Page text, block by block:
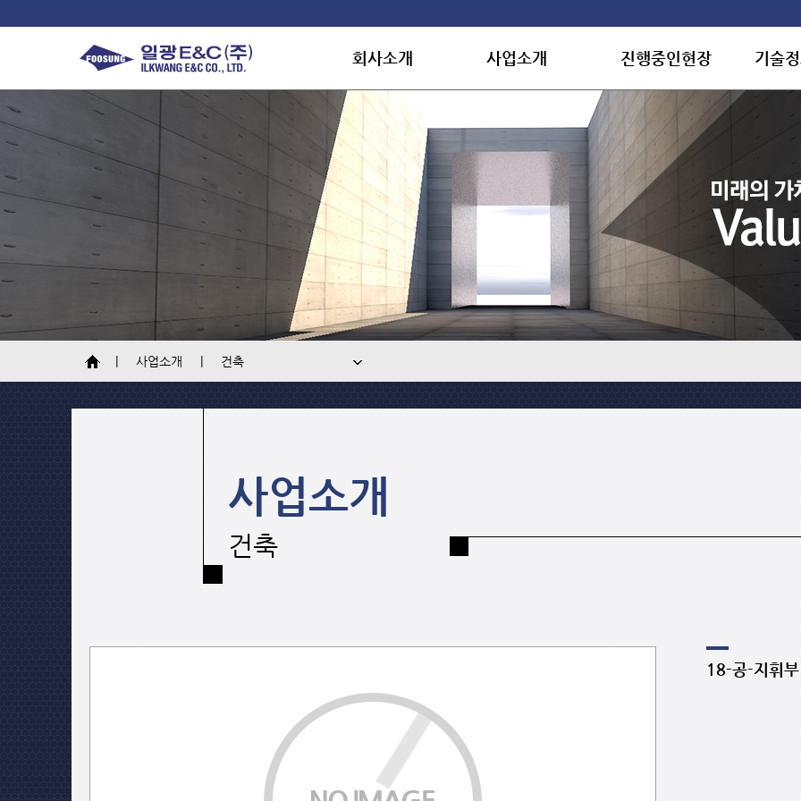
회사소개
회사소개
조직도
대표인사말
인재채용
오시는길
사업소개
토목
플랜트
해외 및 미군시설
진행중인현장
해외 및 미군시설
기술
보유면
품질관
사업소개 건축
개요
토목
건축
환경지원시설
해외 및 미군시설
사업소개
건축
18-공-지휘